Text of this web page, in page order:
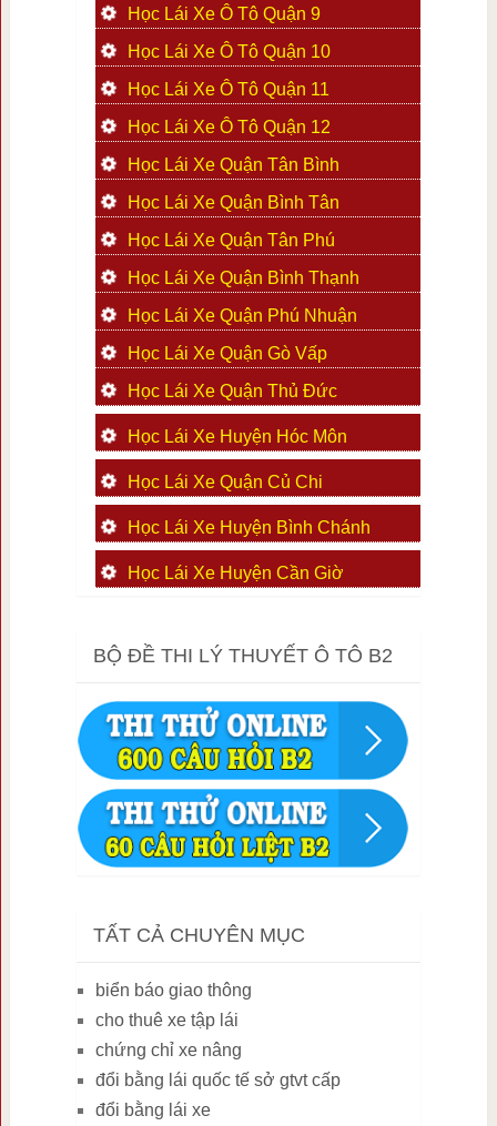
Học Lái Xe Ô Tô Quận 9
Học Lái Xe Ô Tô Quận 10
Học Lái Xe Ô Tô Quận 11
Học Lái Xe Ô Tô Quận 12
Học Lái Xe Quận Tân Bình
Học Lái Xe Quận Bình Tân
Học Lái Xe Quận Tân Phú
Học Lái Xe Quận Bình Thạnh
Học Lái Xe Quận Phú Nhuận
Học Lái Xe Quận Gò Vấp
Học Lái Xe Quận Thủ Đức
Học Lái Xe Huyện Hóc Môn
Học Lái Xe Quận Củ Chi
Học Lái Xe Huyện Bình Chánh
Học Lái Xe Huyện Cần Giờ
BỘ ĐỀ THI LÝ THUYẾT Ô TÔ B2
TẤT CẢ CHUYÊN MỤC
biển báo giao thông
cho thuê xe tập lái
chứng chỉ xe nâng
đổi bằng lái quốc tế sở gtvt cấp
đổi bằng lái xe